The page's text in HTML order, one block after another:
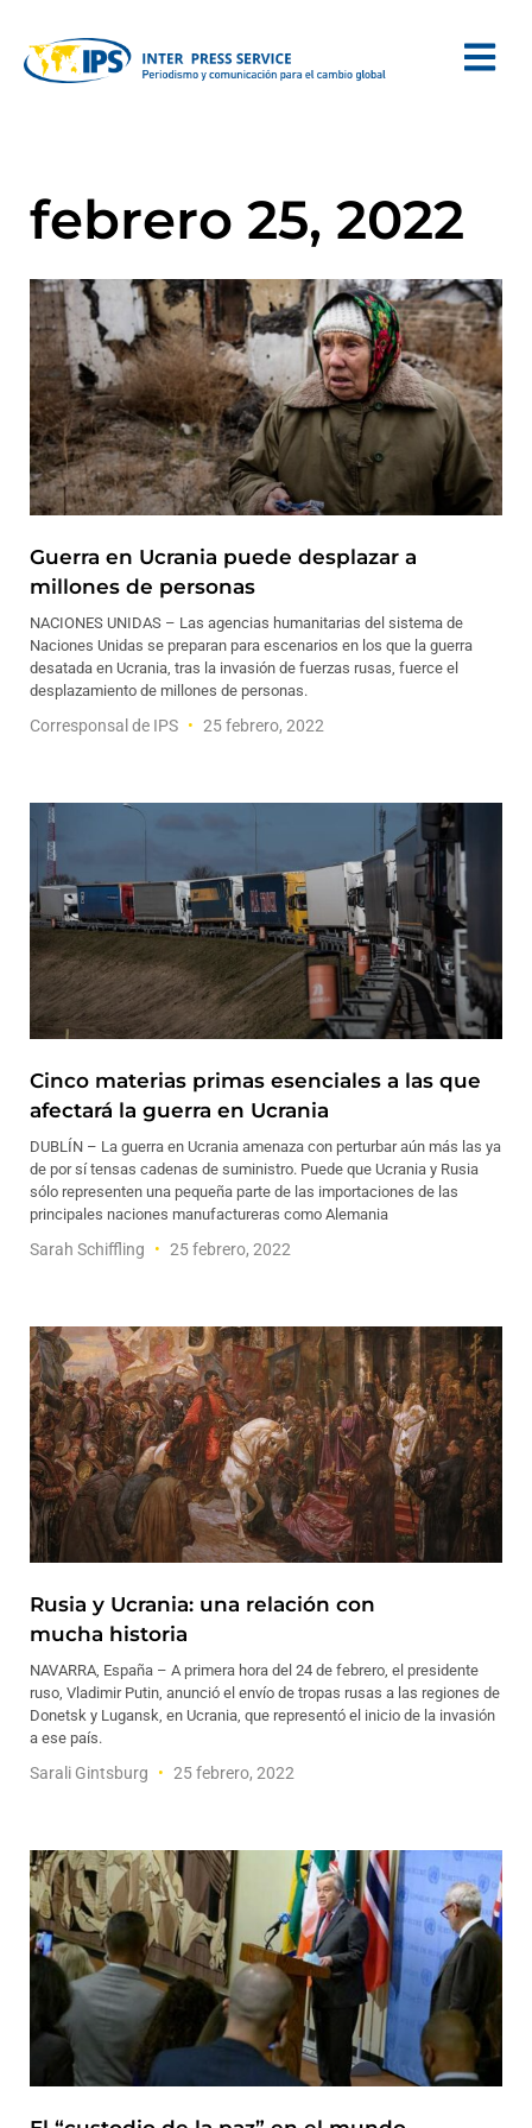
febrero 25, 2022
Guerra en Ucrania puede desplazar a
millones de personas
NACIONES UNIDAS – Las agencias humanitarias del sistema de
Naciones Unidas se preparan para escenarios en los que la guerra
desatada en Ucrania, tras la invasión de fuerzas rusas, fuerce el
desplazamiento de millones de personas.
Corresponsal de IPS 25 febrero, 2022
Cinco materias primas esenciales a las que
afectará la guerra en Ucrania
DUBLÍN – La guerra en Ucrania amenaza con perturbar aún más las ya
de por sí tensas cadenas de suministro. Puede que Ucrania y Rusia
sólo representen una pequeña parte de las importaciones de las
principales naciones manufactureras como Alemania
Sarah Schiffling 25 febrero, 2022
Rusia y Ucrania: una relación con
mucha historia
NAVARRA, España – A primera hora del 24 de febrero, el presidente
ruso, Vladimir Putin, anunció el envío de tropas rusas a las regiones de
Donetsk y Lugansk, en Ucrania, que representó el inicio de la invasión
a ese país.
Sarali Gintsburg 25 febrero, 2022